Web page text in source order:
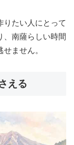
りたい人にとって
、南薩らしい時間
ません。
える